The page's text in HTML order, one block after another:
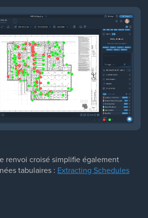
renvoi croisé simplifie également
tabulaires : Extracting Schedules